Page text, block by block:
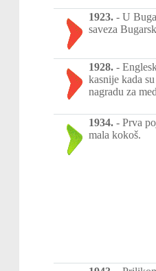
1923. - U
saveza
1928. -
kasnije kada
nagradu za
1934. - Prva
mala kokoš.